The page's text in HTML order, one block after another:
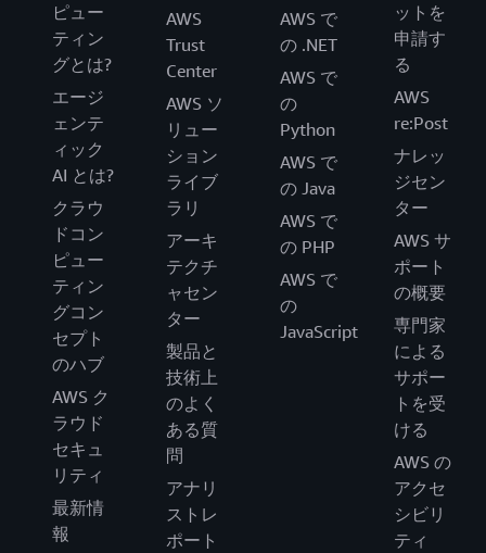
ピュー
ティン
グとは?
エージ
ェンテ
ィック
AI とは?
クラウ
ドコン
ピュー
ティン
グコン
セプト
のハブ
AWS ク
ラウド
セキュ
リティ
最新情
報
AWS
Trust
Center
AWS ソ
リュー
ション
ライブ
ラリ
アーキ
テクチ
ャセン
ター
製品と
技術上
のよく
ある質
問
アナリ
ストレ
ポート
AWS で
の .NET
AWS で
の
Python
AWS で
の Java
AWS で
の PHP
AWS で
の
JavaScript
ットを
申請す
る
AWS
re:Post
ナレッ
ジセン
ター
AWS サ
ポート
の概要
専門家
による
サポー
トを受
ける
AWS の
アクセ
シビリ
ティ